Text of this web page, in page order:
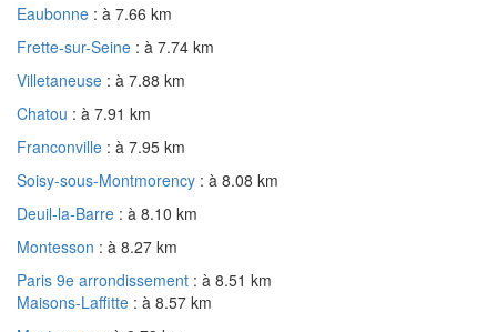
Eaubonne : à 7.66 km
Frette-sur-Seine : à 7.74 km
Villetaneuse : à 7.88 km
Chatou : à 7.91 km
Franconville : à 7.95 km
Soisy-sous-Montmorency : à 8.08 km
Deuil-la-Barre : à 8.10 km
Montesson : à 8.27 km
Paris 9e arrondissement : à 8.51 km
Maisons-Laffitte : à 8.57 km